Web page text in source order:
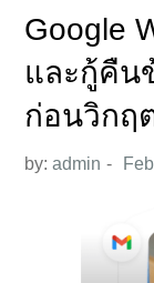
Google
และกู้คืน
ก่อนวิกฤ
by:admin